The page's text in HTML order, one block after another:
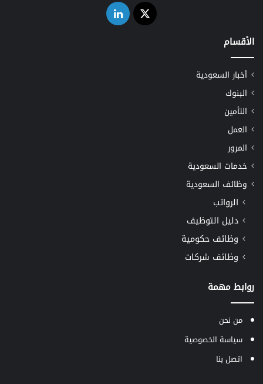
‫X لينكدإن
الأقسام
أخبار السعودية
البنوك
التأمين
العمل
المرور
خدمات السعودية
وظائف السعودية
الرواتب
دليل التوظيف
وظائف حكومية
وظائف شركات
روابط مهمة
من نحن
سياسة الخصوصية
اتصل بنا